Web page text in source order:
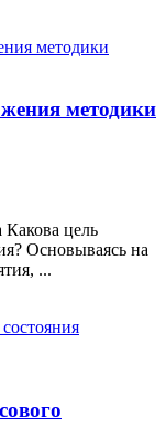
методики
Какова цель
Основываясь на
...